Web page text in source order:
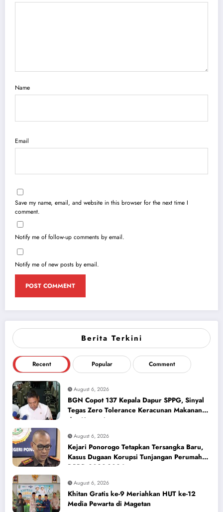
Berita Terkini
Recent Popular Comment
August 6, 2026
BGN Copot 137 Kepala Dapur SPPG, Sinyal
Tegas Zero Tolerance Keracunan Makanan
dan Korupsi
August 6, 2026
Kejari Ponorogo Tetapkan Tersangka Baru,
Kasus Dugaan Korupsi Tunjangan Perumahan
DPRD 2023-2026
August 6, 2026
Khitan Gratis ke-9 Meriahkan HUT ke-12
Media Pewarta di Magetan
Name
Email
Save my name, email, and website in this browser for the next time I
comment.
Notify me of follow-up comments by email.
Notify me of new posts by email.